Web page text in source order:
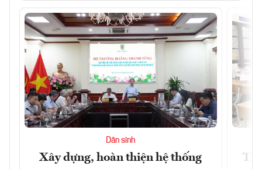
Dân sinh
Xây dựng, hoàn thiện hệ thống